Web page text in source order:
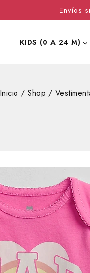
Envíos
KIDS (0 A 24 M)
Inicio / Shop /